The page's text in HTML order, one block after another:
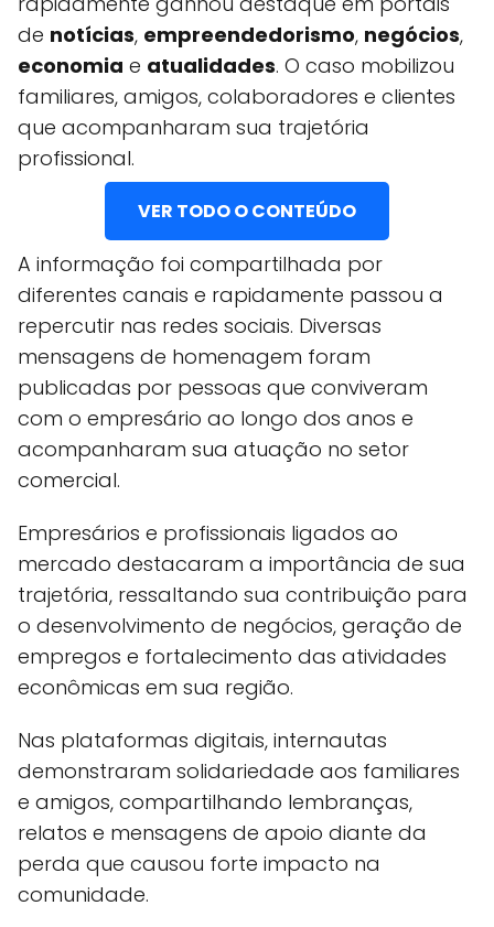
de notícias, empreendedorismo, negócios,
economia e atualidades. O caso mobilizou
familiares, amigos, colaboradores e clientes
que acompanharam sua trajetória
profissional.
VER TODO O CONTEÚDO
A informação foi compartilhada por
diferentes canais e rapidamente passou a
repercutir nas redes sociais. Diversas
mensagens de homenagem foram
publicadas por pessoas que conviveram
com o empresário ao longo dos anos e
acompanharam sua atuação no setor
comercial.
Empresários e profissionais ligados ao
mercado destacaram a importância de sua
trajetória, ressaltando sua contribuição para
o desenvolvimento de negócios, geração de
empregos e fortalecimento das atividades
econômicas em sua região.
Nas plataformas digitais, internautas
demonstraram solidariedade aos familiares
e amigos, compartilhando lembranças,
relatos e mensagens de apoio diante da
perda que causou forte impacto na
comunidade.